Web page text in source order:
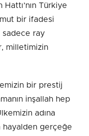
Türkiye
bir ifadesi
sadece ray
milletimizin
bir prestij
inşallah hep
adına
hayalden gerçeğe